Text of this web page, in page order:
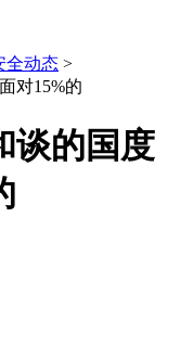
全动态 >
对15%的
谈的国度